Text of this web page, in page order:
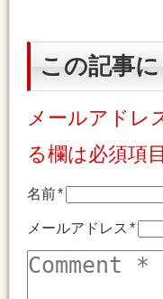
この記事
メールアドレ
る欄は必須項
名前*
メールアドレス*